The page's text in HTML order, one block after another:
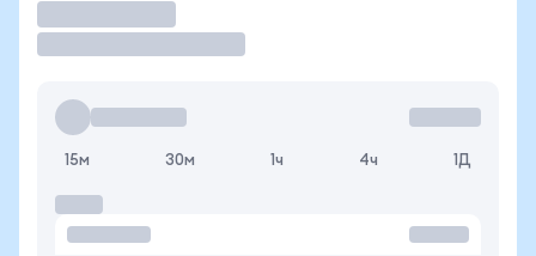
15м 30м 1ч 4ч 1Д